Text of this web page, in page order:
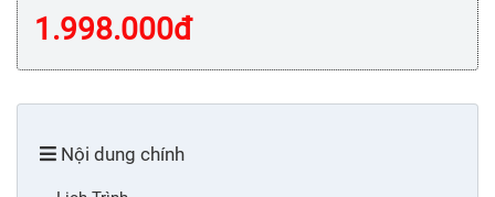
1.998.000đ
Nội dung chính